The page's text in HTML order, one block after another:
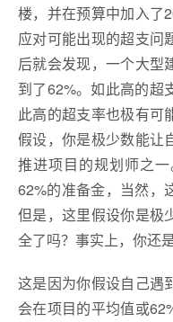
楼，并在预算中加入了
应对可能出现的超支问
后就会发现，一个大型
到了62%。如此高的超
此高的超支率也极有可
假设，你是极少数能让
推进项目的规划师之
62%的准备金，当然，
但是，这里假设你是极
全了吗？事实上，你还
这是因为你假设自己遇
会在项目的平均值或